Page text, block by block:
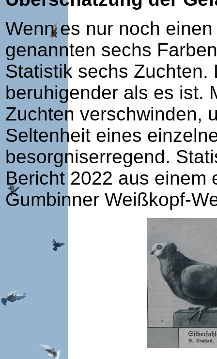
Wenn es nur noch
genannten sechs
Statistik sechs
beruhigender als es ist.
Zuchten verschwinden,
Seltenheit eines
besorgniserregend.
Bericht 2022 aus einem
Gumbinner Weißkopf-